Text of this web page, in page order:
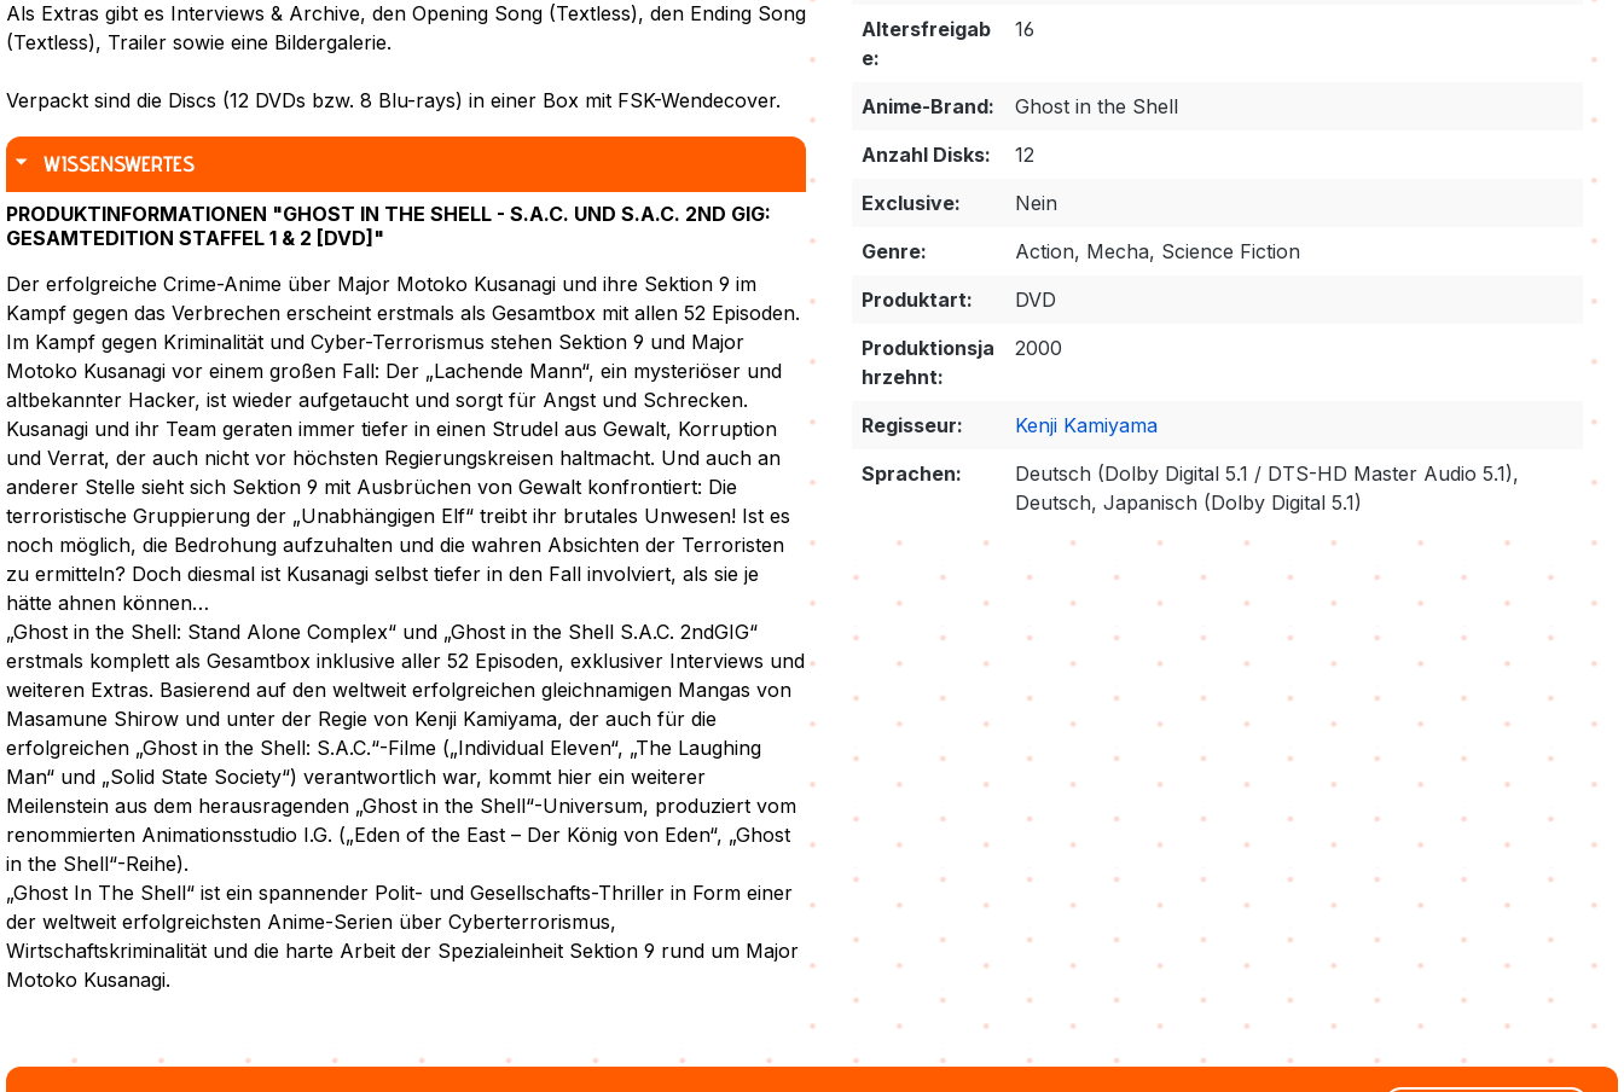
Als Extras gibt es Interviews & Archive, den Opening Song (Textless), den Ending Song
(Textless), Trailer sowie eine Bildergalerie.
Verpackt sind die Discs (12 DVDs bzw. 8 Blu-rays) in einer Box mit FSK-Wendecover.
WISSENSWERTES
PRODUKTINFORMATIONEN "GHOST IN THE SHELL - S.A.C. UND S.A.C. 2ND GIG:
GESAMTEDITION STAFFEL 1 & 2 [DVD]"
Der erfolgreiche Crime-Anime über Major Motoko Kusanagi und ihre Sektion 9 im
Kampf gegen das Verbrechen erscheint erstmals als Gesamtbox mit allen 52 Episoden.
Im Kampf gegen Kriminalität und Cyber-Terrorismus stehen Sektion 9 und Major
Motoko Kusanagi vor einem großen Fall: Der „Lachende Mann“, ein mysteriöser und
altbekannter Hacker, ist wieder aufgetaucht und sorgt für Angst und Schrecken.
Kusanagi und ihr Team geraten immer tiefer in einen Strudel aus Gewalt, Korruption
und Verrat, der auch nicht vor höchsten Regierungskreisen haltmacht. Und auch an
anderer Stelle sieht sich Sektion 9 mit Ausbrüchen von Gewalt konfrontiert: Die
terroristische Gruppierung der „Unabhängigen Elf“ treibt ihr brutales Unwesen! Ist es
noch möglich, die Bedrohung aufzuhalten und die wahren Absichten der Terroristen
zu ermitteln? Doch diesmal ist Kusanagi selbst tiefer in den Fall involviert, als sie je
hätte ahnen können…
„Ghost in the Shell: Stand Alone Complex“ und „Ghost in the Shell S.A.C. 2ndGIG“
erstmals komplett als Gesamtbox inklusive aller 52 Episoden, exklusiver Interviews und
weiteren Extras. Basierend auf den weltweit erfolgreichen gleichnamigen Mangas von
Masamune Shirow und unter der Regie von Kenji Kamiyama, der auch für die
erfolgreichen „Ghost in the Shell: S.A.C.“-Filme („Individual Eleven“, „The Laughing
Man“ und „Solid State Society“) verantwortlich war, kommt hier ein weiterer
Meilenstein aus dem herausragenden „Ghost in the Shell“-Universum, produziert vom
renommierten Animationsstudio I.G. („Eden of the East – Der König von Eden“, „Ghost
in the Shell“-Reihe).
„Ghost In The Shell“ ist ein spannender Polit- und Gesellschafts-Thriller in Form einer
der weltweit erfolgreichsten Anime-Serien über Cyberterrorismus,
Wirtschaftskriminalität und die harte Arbeit der Spezialeinheit Sektion 9 rund um Major
Motoko Kusanagi.
Altersfreigab
e:
16
Anime-Brand:
Ghost in the Shell
Anzahl Disks:
12
Exclusive:
Nein
Genre:
Action, Mecha, Science Fiction
Produktart:
DVD
Produktionsja
hrzehnt:
2000
Regisseur:
Kenji Kamiyama
Sprachen:
Deutsch (Dolby Digital 5.1 / DTS-HD Master Audio 5.1),
Deutsch, Japanisch (Dolby Digital 5.1)